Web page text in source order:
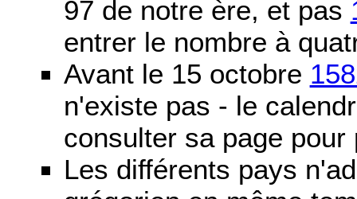
97 de notre ère, et pas
entrer le nombre à
Avant le 15 octobre
n'existe pas - le
consulter sa page pour
Les différents pays